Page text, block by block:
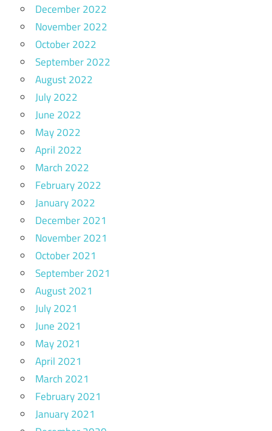
December 2022
November 2022
October 2022
September 2022
August 2022
July 2022
June 2022
May 2022
April 2022
March 2022
February 2022
January 2022
December 2021
November 2021
October 2021
September 2021
August 2021
July 2021
June 2021
May 2021
April 2021
March 2021
February 2021
January 2021